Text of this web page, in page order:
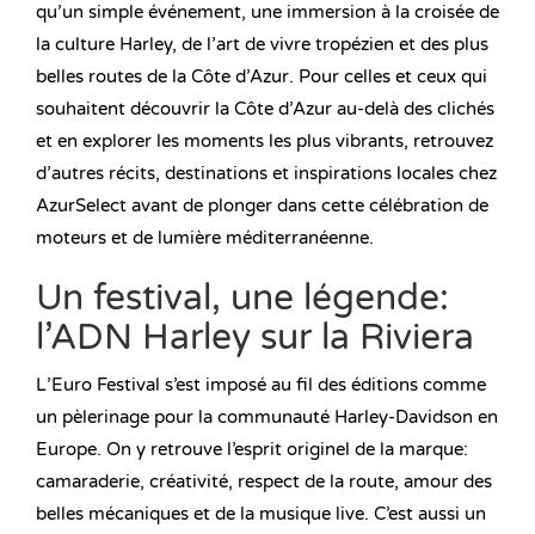
qu’un simple événement, une immersion à la croisée de
la culture Harley, de l’art de vivre tropézien et des plus
belles routes de la Côte d’Azur. Pour celles et ceux qui
souhaitent découvrir la Côte d’Azur au-delà des clichés
et en explorer les moments les plus vibrants, retrouvez
d’autres récits, destinations et inspirations locales chez
AzurSelect avant de plonger dans cette célébration de
moteurs et de lumière méditerranéenne.
Un festival, une légende:
l’ADN Harley sur la Riviera
L’Euro Festival s’est imposé au fil des éditions comme
un pèlerinage pour la communauté Harley-Davidson en
Europe. On y retrouve l’esprit originel de la marque:
camaraderie, créativité, respect de la route, amour des
belles mécaniques et de la musique live. C’est aussi un